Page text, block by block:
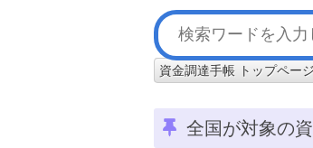
資金調達手帳 トップペー
全国が対象の